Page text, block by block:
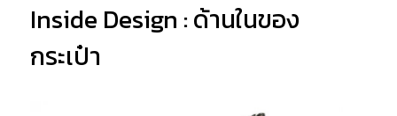
Inside Design : ด้านในของ
กระเป๋า